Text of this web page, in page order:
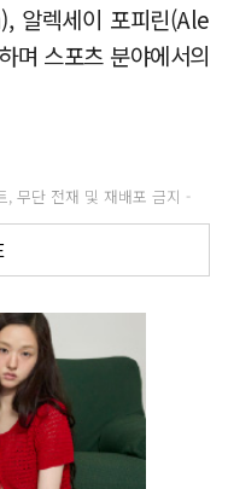
알렉세이 포피린(Ale
며 스포츠 분야에서의
무단 전재 및 재배포 금지 -